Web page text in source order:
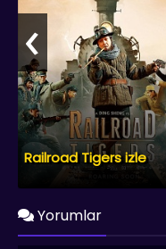
Railroad Tigers izle
‹
Yorumlar